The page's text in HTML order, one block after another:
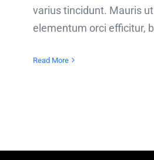
varius tincidunt. Mauris
elementum orci efficitur,
Read More